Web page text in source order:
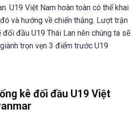
U19 Việt Nam hoàn toàn có thể khai
và hướng về chiến thắng. Lượt trận
đầu U19 Thái Lan nên chúng ta sẽ
trọn vẹn 3 điểm trước U19
kê đối đầu U19 Việt